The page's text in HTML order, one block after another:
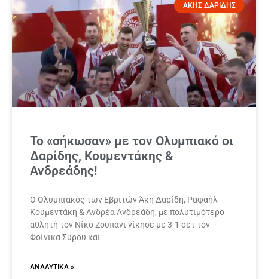
ΑΚΗΣ ΔΑΡΙΔΗΣ
Το «σήκωσαν» με τον Ολυμπιακό οι
Δαρίδης, Κουμεντάκης &
Ανδρεάδης!
Ο Ολυμπιακός των Εβριτών Άκη Δαρίδη, Ραφαήλ
Κουμεντάκη & Ανδρέα Ανδρεάδη, με πολυτιμότερο
αθλητή τον Νίκο Ζουπάνι νίκησε με 3-1 σετ τον
Φοίνικα Σύρου και
ΑΝΑΛΥΤΙΚΆ »